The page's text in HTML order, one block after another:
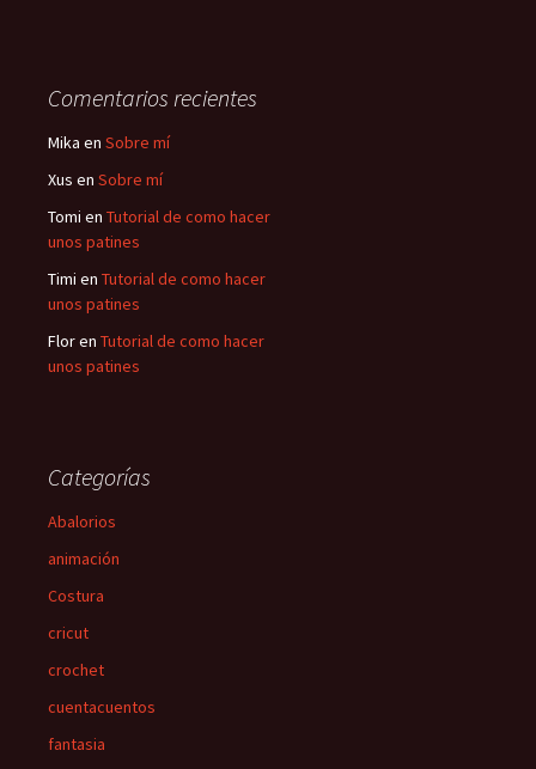
Comentarios recientes
Mika en Sobre mí
Xus en Sobre mí
Tomi en Tutorial de como hacer
unos patines
Timi en Tutorial de como hacer
unos patines
Floren Tutorial de como hacer
unos patines
Categorías
Abalorios
animación
Costura
cricut
crochet
cuentacuentos
fantasia